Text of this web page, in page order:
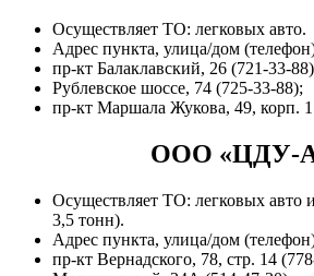
Осуществляет ТО: легковых авто.
Адрес пункта, улица/дом
пр-кт Балаклавский, 26 (721-33-
Рублевское шоссе, 74 (725-33-88);
пр-кт Маршала Жукова, 49, корп.
ООО «ЦДУ-
Осуществляет ТО: легковых авто
3,5 тонн).
Адрес пункта, улица/дом
пр-кт Вернадского, 78, стр. 14